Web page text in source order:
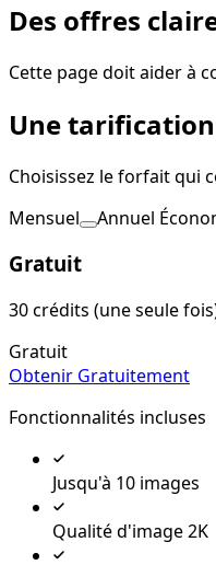
Des offres
Cette page doit aider à
Une
Choisissez le forfait qui
Mensuel
Annuel
Gratuit
30 crédits (une seule
Gratuit
Obtenir Gratuitement
Fonctionnalités incluses
Jusqu'à 10 images
Qualité d'image 2K